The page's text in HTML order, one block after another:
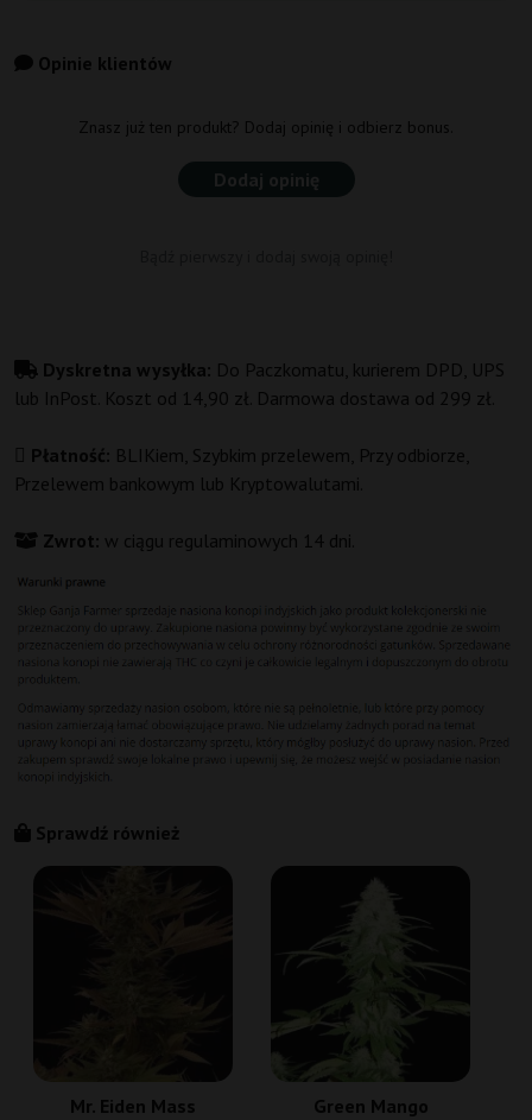
Opinie klientów
Znasz już ten produkt? Dodaj opinię i odbierz bonus.
Dodaj opinię
Dyskretna wysyłka: Do Paczkomatu, kurierem DPD, UPS
lub InPost. Koszt od 14,90 zł. Darmowa dostawa od 299 zł.
Płatność: BLIKiem, Szybkim przelewem, Przy odbiorze,
Przelewem bankowym lub Kryptowalutami.
Zwrot: w ciągu regulaminowych 14 dni.
Sprawdź również
Mr. Eiden Mass Green Mango